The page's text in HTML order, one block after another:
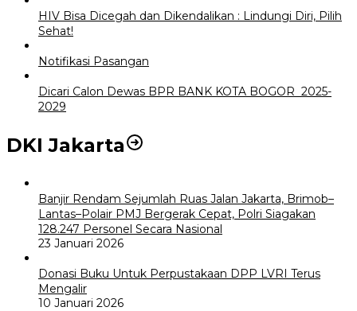
HIV Bisa Dicegah dan Dikendalikan : Lindungi Diri, Pilih
Sehat!
Notifikasi Pasangan
Dicari Calon Dewas BPR BANK KOTA BOGOR 2025-
2029
DKI Jakarta
Banjir Rendam Sejumlah Ruas Jalan Jakarta, Brimob–
Lantas–Polair PMJ Bergerak Cepat, Polri Siagakan
128.247 Personel Secara Nasional
23 Januari 2026
Donasi Buku Untuk Perpustakaan DPP LVRI Terus
Mengalir
10 Januari 2026